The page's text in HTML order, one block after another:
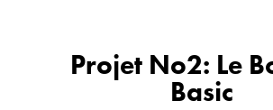
Projet No2: Le
Basic